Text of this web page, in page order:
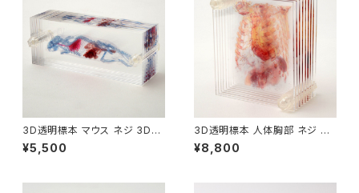
3D透明標本 マウス ネジ 3Dデ
ータ収録USBメモリ付
¥5,500
3D透明標本 人体胸部 ネジ 3D
データ収録USBメモリ付
¥8,800